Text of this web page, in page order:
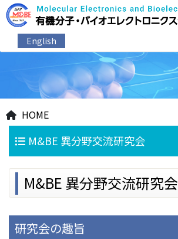
English
HOME
M&BE 異分野交流研究会
M&BE 異分野交流研究会
研究会の趣旨